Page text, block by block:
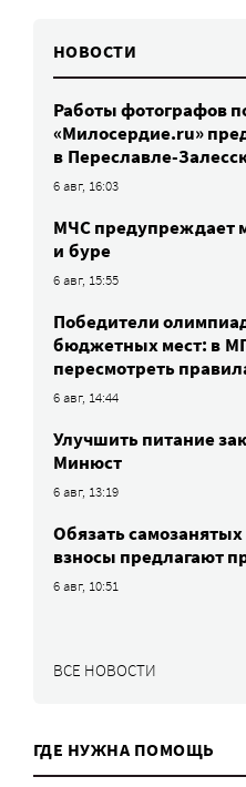
НОВОСТИ
Работы фотографов
«Милосердие.ru»
в Переславле-
6 авг, 16:03
МЧС предупреждает
и буре
6 авг, 15:55
Победители
бюджетных мест: в
пересмотреть
6 авг, 14:44
Улучшить питание
Минюст
6 авг, 13:19
Обязать
взносы предлагают
6 авг, 10:51
ВСЕ НОВОСТИ
ГДЕ НУЖНА ПОМОЩЬ